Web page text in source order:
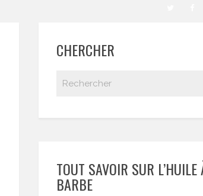
CHERCHER
TOUT SAVOIR SUR L’HUILE
BARBE